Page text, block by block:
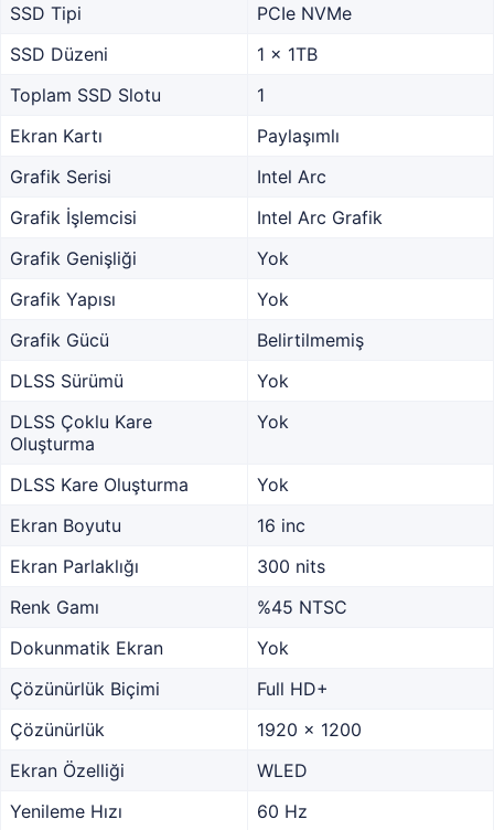
SSD Tipi
PCIe NVMe
SSD Düzeni
1 x 1TB
Toplam SSD Slotu
1
Ekran Kartı
Paylaşımlı
Grafik Serisi
Intel Arc
Grafik İşlemcisi
Intel Arc Grafik
Grafik Genişliği
Yok
Grafik Yapısı
Yok
Grafik Gücü
Belirtilmemiş
DLSS Sürümü
Yok
DLSS Çoklu Kare
Oluşturma
Yok
DLSS Kare Oluşturma
Yok
Ekran Boyutu
16 inc
Ekran Parlaklığı
300 nits
Renk Gamı
%45 NTSC
Dokunmatik Ekran
Yok
Çözünürlük Biçimi
Full HD+
Çözünürlük
1920 x 1200
Ekran Özelliği
WLED
Yenileme Hızı
60 Hz